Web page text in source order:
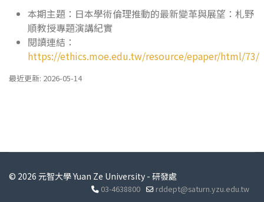
本期主題：日本學術倫理推動的最新變革與展望：札野
順教授專題演講紀實
閱讀連結：
https://ethics.moe.edu.tw/resource/epaper/html/73/
最近更新: 2026-05-14
© 2026 元智大學 Yuan Ze University - 研發處
03-4638800 rddept@saturn.yzu.edu.tw